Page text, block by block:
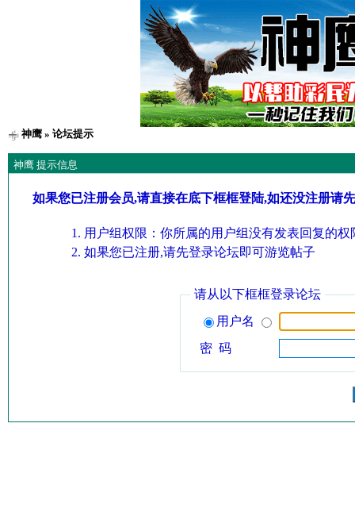
神鹰» 论坛提示
神鹰 提示信息
如果您已注册会员,请直接在底下框框登陆,如还没注册请
用户组权限：你所属的用户组没有发表回复的权
如果您已注册,请先登录论坛即可游览帖子
请从以下框框登录论坛
用户名
密 码